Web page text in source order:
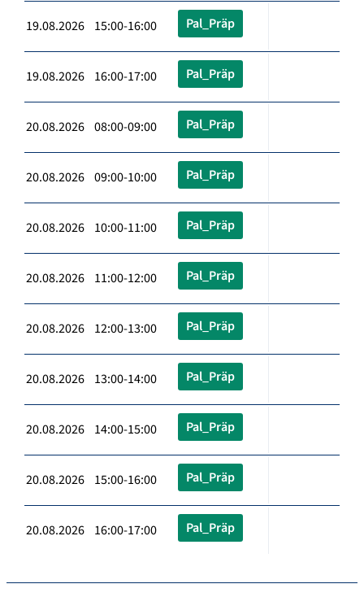
19.08.2026 15:00-16:00 Pal_Präp
19.08.2026 16:00-17:00 Pal_Präp
20.08.2026 08:00-09:00 Pal_Präp
20.08.2026 09:00-10:00 Pal_Präp
20.08.2026 10:00-11:00 Pal_Präp
20.08.2026 11:00-12:00 Pal_Präp
20.08.2026 12:00-13:00 Pal_Präp
20.08.2026 13:00-14:00 Pal_Präp
20.08.2026 14:00-15:00 Pal_Präp
20.08.2026 15:00-16:00 Pal_Präp
20.08.2026 16:00-17:00 Pal_Präp